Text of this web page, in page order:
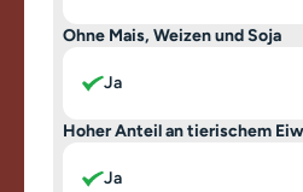
Ohne Mais, Weizen und Soja
Ja
Hoher Anteil an tierischem
Ja